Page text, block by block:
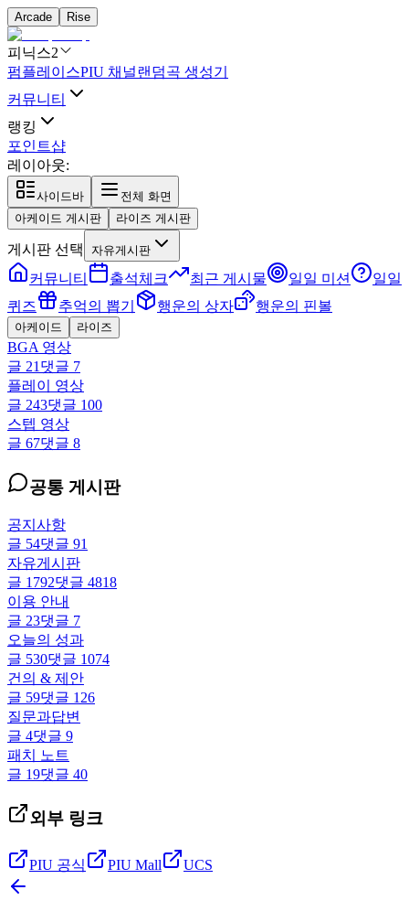
Arcade Rise
피닉스2
펌플레이스PIU 채널랜덤곡 생성기
커뮤니티
랭킹
포인트샵
레이아웃:
사이드바
전체 화면
아케이드 게시판
라이즈 게시판
게시판 선택 자유게시판
커뮤니티 출석체크 최근 게시물 일일 미션
일일
퀴즈
추억의 뽑기 행운의 상자 행운의 핀볼
아케이드 라이즈
BGA 영상
글 21 댓글 7
플레이 영상
글 243댓글 100
스텝 영상
글 67댓글 8
공통 게시판
공지사항
글 54댓글 91
자유게시판
글 1792댓글 4818
이용 안내
글 23댓글 7
오늘의 성과
글 530댓글 1074
건의 & 제안
글 59댓글 126
질문과답변
글 4댓글 9
패치 노트
글 19댓글 40
외부 링크
PIU 공식 PIU Mall UCS